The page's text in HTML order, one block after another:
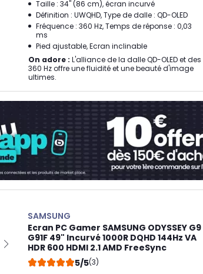
Taille : 34" (86 cm), écran incurvé
Définition : UWQHD, Type de dalle : QD-OLED
Fréquence : 360 Hz, Temps de réponse : 0,03
ms
Pied ajustable, Ecran inclinable
On adore : L'alliance de la dalle QD-OLED et des
360 Hz offre une fluidité et une beauté d'image
ultimes.
SAMSUNG
Ecran PC Gamer SAMSUNG ODYSSEY G9
G91F 49" Incurvé 1000R DQHD 144Hz VA
HDR 600 HDMI 2.1 AMD FreeSync
5/5(3)